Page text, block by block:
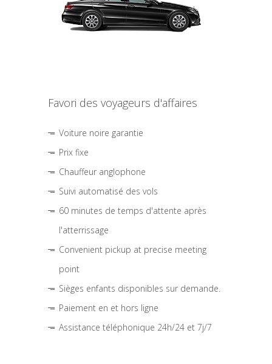
Favori des voyageurs d'affaires
Voiture noire garantie
Prix fixe
Chauffeur anglophone
Suivi automatisé des vols
60 minutes de temps d'attente après
l'atterrissage
Convenient pickup at precise meeting
point
Sièges enfants disponibles sur demande.
Paiement en et hors ligne
Assistance téléphonique 24h/24 et 7j/7